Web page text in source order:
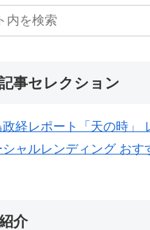
事セレクション
政経レポート「天の時」
シャルレンディング おす
介